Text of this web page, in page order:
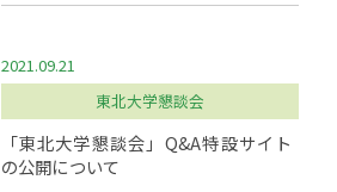
2021.09.21
東北大学懇談会
「東北大学懇談会」Q&A特設サイト
の公開について